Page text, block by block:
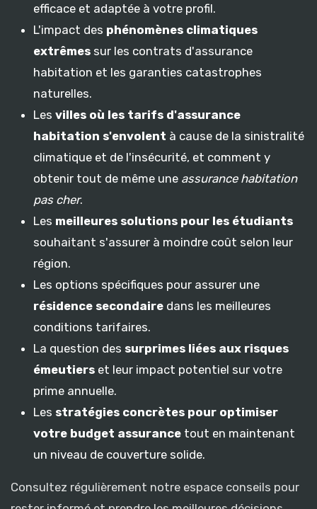
efficace et adaptée à votre profil.
L'impact des phénomènes climatiques
extrêmes sur les contrats d'assurance
habitation et les garanties catastrophes
naturelles.
Les villes où les tarifs d'assurance
habitation s'envolent à cause de la sinistralité
climatique et de l'insécurité, et comment y
obtenir tout de même une assurance habitation
pas cher.
Les meilleures solutions pour les étudiants
souhaitant s'assurer à moindre coût selon leur
région.
Les options spécifiques pour assurer une
résidence secondaire dans les meilleures
conditions tarifaires.
La question des surprimes liées aux risques
émeutiers et leur impact potentiel sur votre
prime annuelle.
Les stratégies concrètes pour optimiser
votre budget assurance tout en maintenant
un niveau de couverture solide.
Consultez régulièrement notre espace conseils pour